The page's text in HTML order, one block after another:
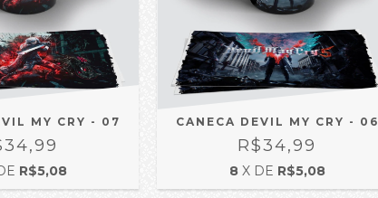
MY CRY - 07
R$5,08
CANECA DEVIL MY CRY - 06
R$34,99
8 X DE R$5,08